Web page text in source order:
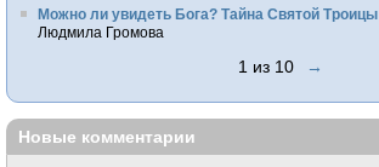
Можно ли увидеть Бога? Тайна Святой Троицы
Людмила Громова
1 из 10 →
Новые комментарии